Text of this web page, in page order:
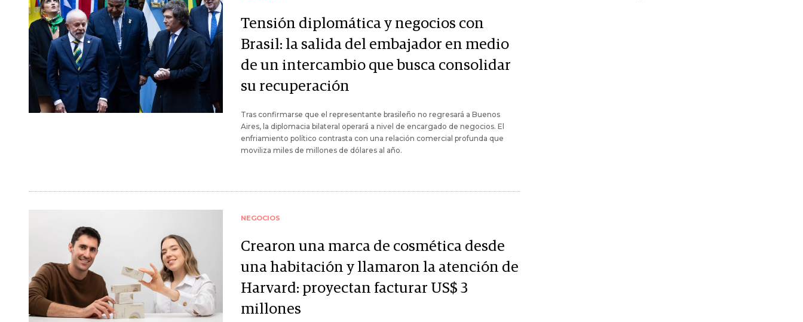
Tensión diplomática y negocios con
Brasil: la salida del embajador en medio
de un intercambio que busca consolidar
su recuperación
Tras confirmarse que el representante brasileño no regresará a Buenos
Aires, la diplomacia bilateral operará a nivel de encargado de negocios. El
enfriamiento político contrasta con una relación comercial profunda que
moviliza miles de millones de dólares al año.
NEGOCIOS
Crearon una marca de cosmética desde
una habitación y llamaron la atención de
Harvard: proyectan facturar US$ 3
millones